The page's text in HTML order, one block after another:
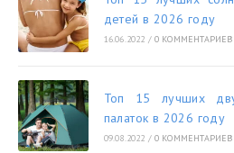
детей в 2026 году
16.06.2022 / 0 КОММЕНТАРИЕВ
Топ 15 лучших
палаток в 2026 году
09.08.2022 / 0 КОММЕНТАРИЕВ